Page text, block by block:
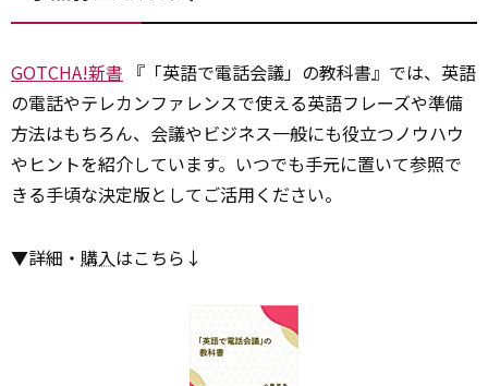
GOTCHA!新書 『「英語で電話会議」の教科書』では、英語
の電話やテレカンファレンスで使える英語フレーズや準備
方法はもちろん、会議やビジネス一般にも役立つノウハウ
やヒントを紹介しています。いつでも手元に置いて参照で
きる手頃な決定版としてご活用ください。
▼詳細・ 購入はこちら↓